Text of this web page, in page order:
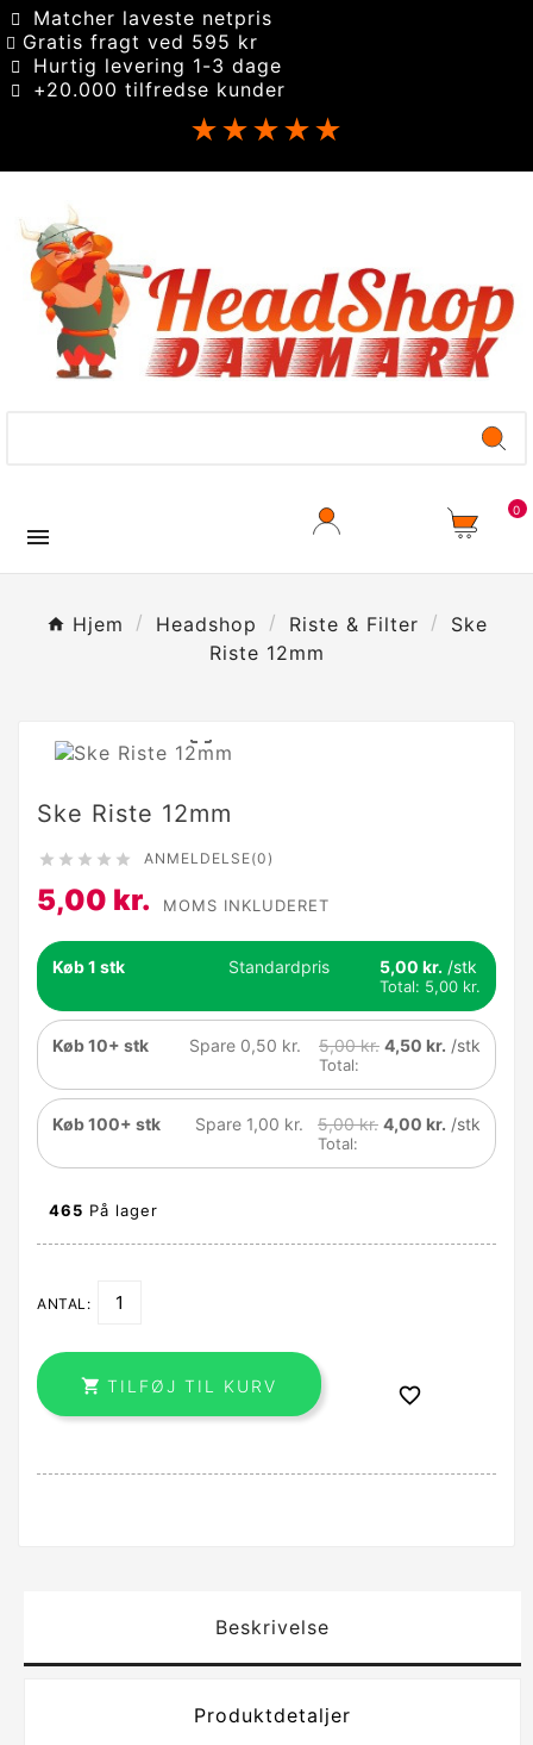
Matcher laveste netpris
Gratis fragt ved 595 kr
Hurtig levering 1-3 dage
+20.000 tilfredse kunder
★★★★★

0
Hjem Headshop Riste & Filter
Ske
Riste 12mm

Ske Riste 12mm
     ANMELDELSE(0)
5,00 kr. MOMS INKLUDERET
Køb 1 stk Standardpris 5,00 kr./stk
Total: 5,00 kr.
Køb 10+ stk Spare 0,50 kr. 5,00 kr. 4,50 kr. /stk
Total:
Køb 100+ stk Spare 1,00 kr. 5,00 kr. 4,00 kr. /stk
Total:
465 På lager
ANTAL:
 TILFØJ TIL KURV 
Beskrivelse
Produktdetaljer